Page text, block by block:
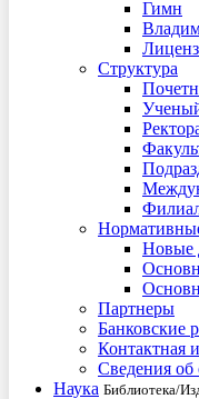
Гимн
Структура
Новые
Партнеры
Банковские
Контактная
Сведения об
Наука Библиотека/